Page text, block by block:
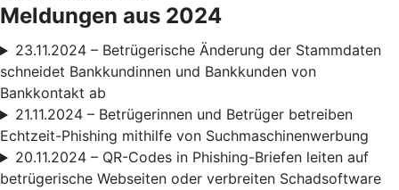
Meldungen aus 2024
23.11.2024 – Betrügerische Änderung der Stammdaten
schneidet Bankkundinnen und Bankkunden von
Bankkontakt ab
21.11.2024 – Betrügerinnen und Betrüger betreiben
Echtzeit-Phishing mithilfe von Suchmaschinenwerbung
20.11.2024 – QR-Codes in Phishing-Briefen leiten auf
betrügerische Webseiten oder verbreiten Schadsoftware